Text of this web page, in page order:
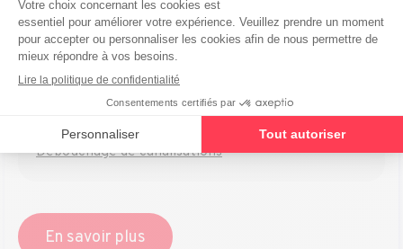
Installations de boilers électriques
Installation et remplacement de sanitaires
Débouchage de canalisations
En savoir plus